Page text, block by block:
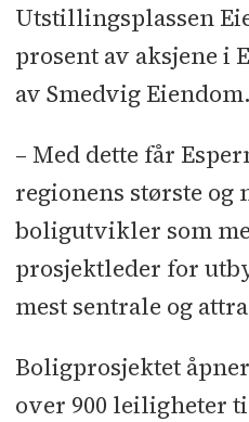
Utstillingsplassen
prosent av aksjene i
av Smedvig Eiendom.
– Med dette får
regionens største og
boligutvikler som
prosjektleder for
mest sentrale og
Boligprosjektet
over 900 leiligheter